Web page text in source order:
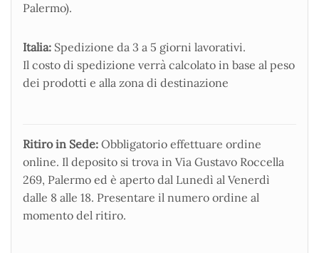
Palermo).
Italia: Spedizione da 3 a 5 giorni lavorativi.
Il costo di spedizione verrà calcolato in base al peso
dei prodotti e alla zona di destinazione
Ritiro in Sede: Obbligatorio effettuare ordine
online. Il deposito si trova in Via Gustavo Roccella
269, Palermo ed è aperto dal Lunedì al Venerdì
dalle 8 alle 18. Presentare il numero ordine al
momento del ritiro.